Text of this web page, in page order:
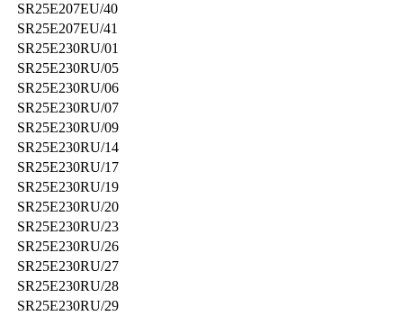
SR25E207EU/40
SR25E207EU/41
SR25E230RU/01
SR25E230RU/05
SR25E230RU/06
SR25E230RU/07
SR25E230RU/09
SR25E230RU/14
SR25E230RU/17
SR25E230RU/19
SR25E230RU/20
SR25E230RU/23
SR25E230RU/26
SR25E230RU/27
SR25E230RU/28
SR25E230RU/29